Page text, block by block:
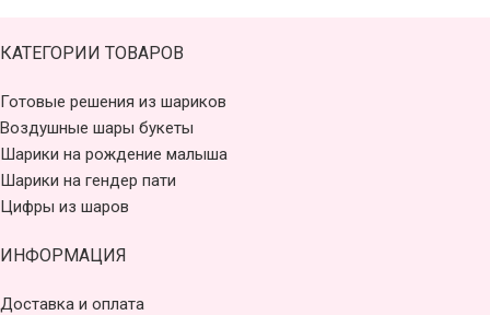
КАТЕГОРИИ ТОВАРОВ
Готовые решения из шариков
Воздушные шары букеты
Шарики на рождение малыша
Шарики на гендер пати
Цифры из шаров
ИНФОРМАЦИЯ
Доставка и оплата